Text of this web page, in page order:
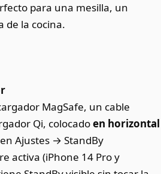
para una mesilla, un
de la cocina.
MagSafe, un cable
Qi, colocadoen horizontal
Ajustes → StandBy
activa (iPhone 14 Pro y